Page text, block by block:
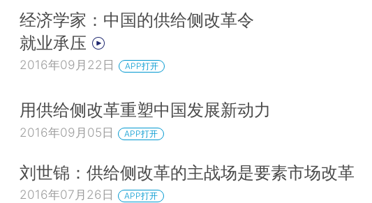
经济学家：中国的供给侧改革令
就业承压
2016年09月22日 APP打开
用供给侧改革重塑中国发展新动力
2016年09月05日 APP打开
刘世锦：供给侧改革的主战场是要素市场改革
2016年07月26日 APP打开